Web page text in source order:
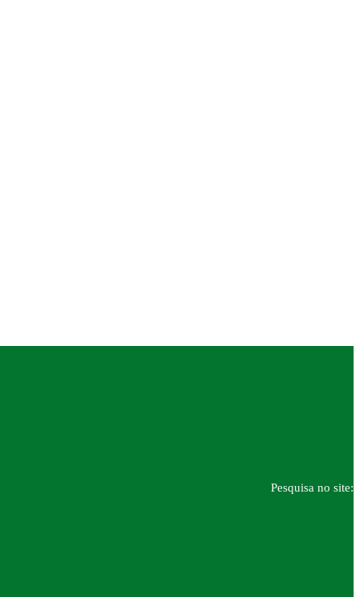
Pesquisa no site: